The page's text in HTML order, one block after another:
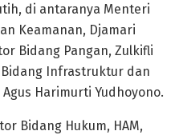
di antaranya Menteri
Keamanan, Djamari
Bidang Pangan, Zulkifli
Infrastruktur dan
Harimurti Yudhoyono.
Bidang Hukum, HAM,